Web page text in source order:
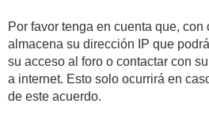
Por favor tenga en cuenta que, con
almacena su dirección IP que
su acceso al foro o contactar con
a internet. Esto solo ocurrirá en
de este acuerdo.